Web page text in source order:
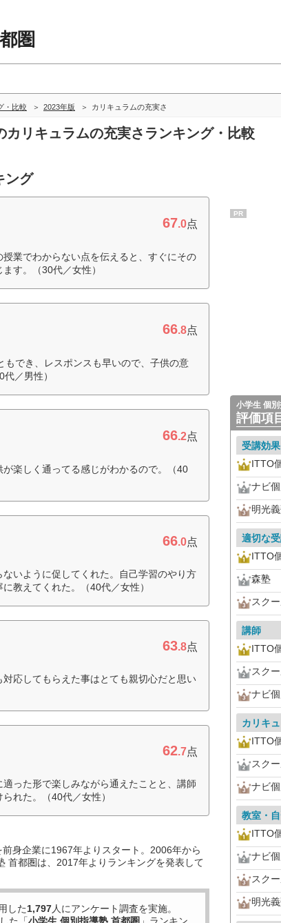
圏
・比較 2023年版 カリキュラムの充実さ
カリキュラムの充実さランキング・比較
ング
67.0点
業でわからない点を伝えると、すぐにその
す。（30代／女性）
66.8点
でき、レスポンスも早いので、子供の意
／男性）
66.2点
楽しく通ってる感じがわかるので。（40
66.0点
いように促してくれた。自己学習のやり方
教えてくれた。（40代／女性）
63.8点
応してもらえた事はとても親切心だと思い
62.7点
った形で楽しみながら通えたことと、講師
れた。（40代／女性）
身企業に1967年よりスタート。2006年から
首都圏は、2017年よりランキングを発表して
した1,797人にアンケート調査を実施。
PR
小学生 個
評価項
受講効果
ITTO
ナビ
明光
適切な
ITTO
森塾
スク
講師
ITTO
スク
ナビ
カリキ
ITTO
スク
ナビ
教室・
ITTO
ナビ
スク
明光